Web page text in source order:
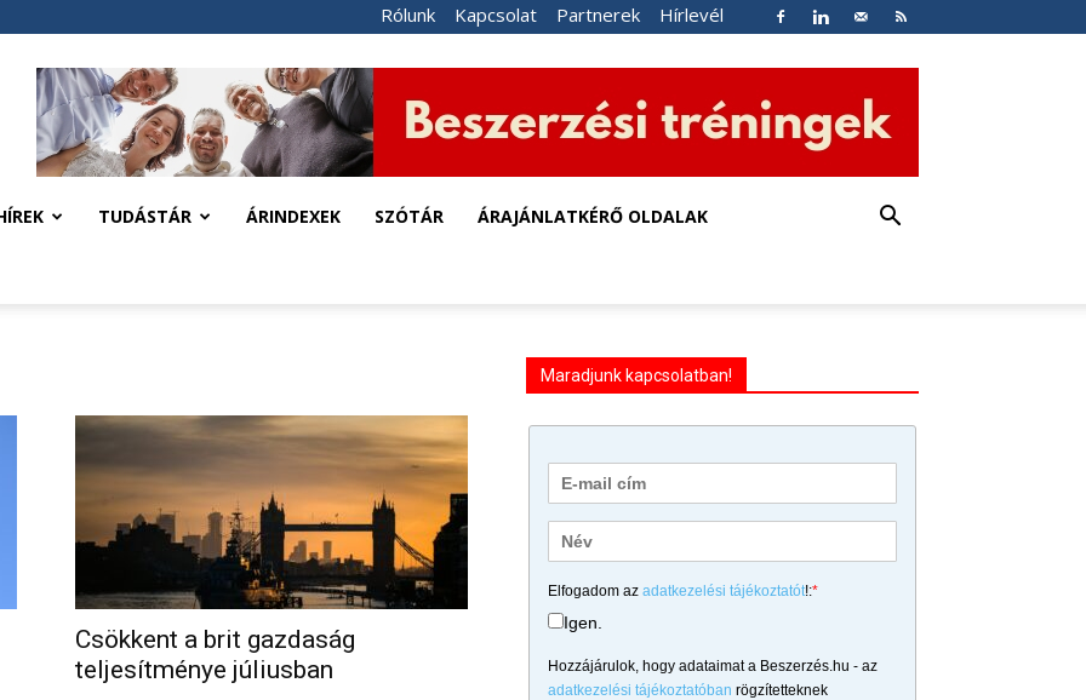
Rólunk Kapcsolat Partnerek Hírlevél
TUDÁSTÁR ÁRINDEXEK SZÓTÁR ÁRAJÁNLATKÉRŐ OLDALAK
Csökkent a brit gazdaság
teljesítménye júliusban
Maradjunk kapcsolatban!
Elfogadom az adatkezelési tájékoztatót!:*
Igen.
Hozzájárulok, hogy adataimat a Beszerzés.hu - az
adatkezelési tájékoztatóban rögzítetteknek